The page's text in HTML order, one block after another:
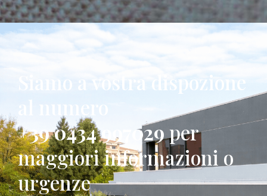
Siamo a vostra dispozione
al numero
+39 0434 997029per
maggiori informazioni o
urgenze